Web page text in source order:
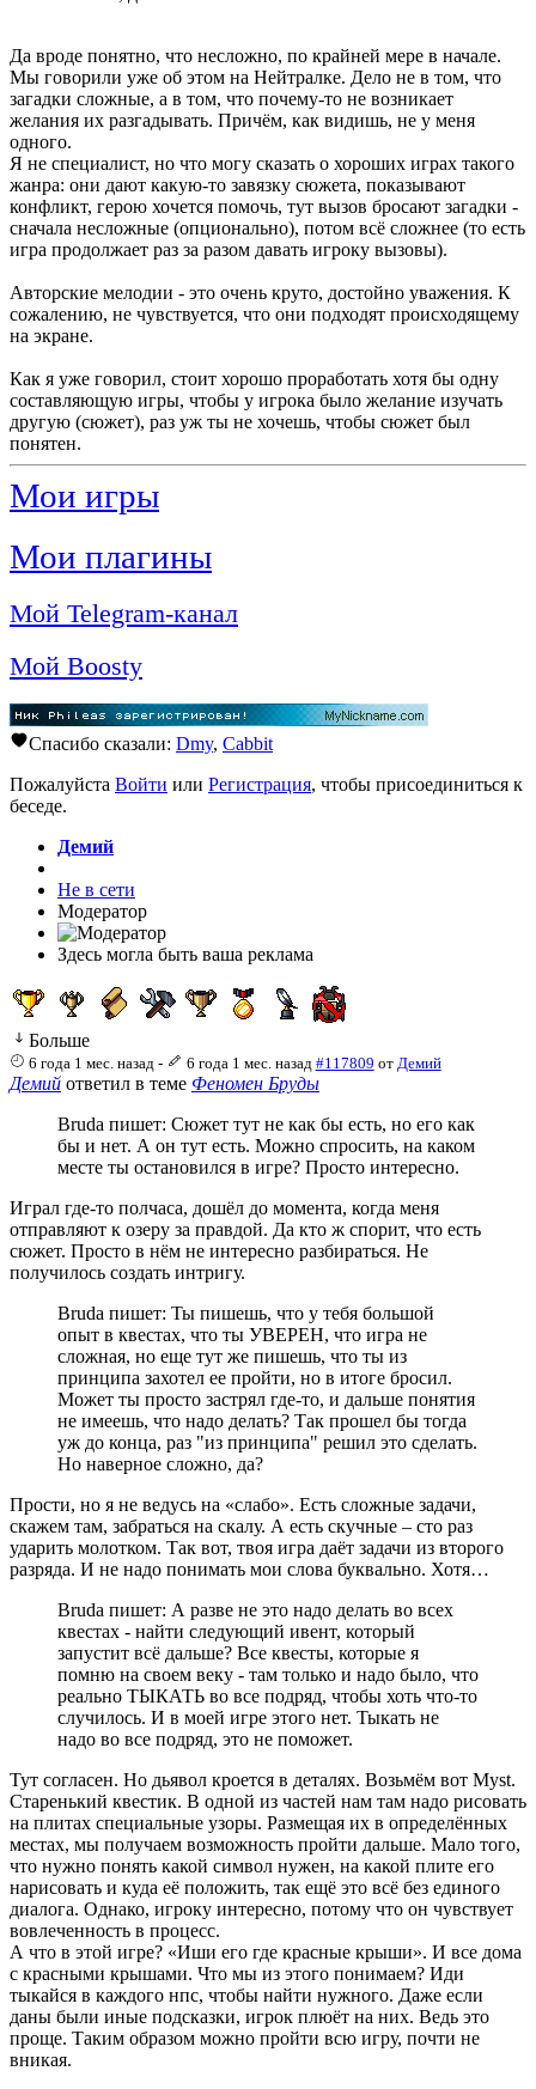
Да вроде понятно, что несложно, по крайней мере в начале.
Мы говорили уже об этом на Нейтралке. Дело не в том, что
загадки сложные, а в том, что почему-то не возникает
желания их разгадывать. Причём, как видишь, не у меня
одного.
Я не специалист, но что могу сказать о хороших играх такого
жанра: они дают какую-то завязку сюжета, показывают
конфликт, герою хочется помочь, тут вызов бросают загадки -
сначала несложные (опционально), потом всё сложнее (то есть
игра продолжает раз за разом давать игроку вызовы).
Авторские мелодии - это очень круто, достойно уважения. К
сожалению, не чувствуется, что они подходят происходящему
на экране.
Как я уже говорил, стоит хорошо проработать хотя бы одну
составляющую игры, чтобы у игрока было желание изучать
другую (сюжет), раз уж ты не хочешь, чтобы сюжет был
понятен.
Мои игры
Мои плагины
Мой Telegram-канал
Мой Boosty
Спасибо сказали: Dmy, Cabbit
Пожалуйста Войти или Регистрация, чтобы присоединиться к
беседе.
Демий
Не в сети
Модератор
Здесь могла быть ваша реклама
Больше
6 года 1 мес. назад - 6 года 1 мес. назад #117809 от Демий
Демий ответил в теме Феномен Бруды
Bruda пишет: Сюжет тут не как бы есть, но его как
бы и нет. А он тут есть. Можно спросить, на каком
месте ты остановился в игре? Просто интересно.
Играл где-то полчаса, дошёл до момента, когда меня
отправляют к озеру за правдой. Да кто ж спорит, что есть
сюжет. Просто в нём не интересно разбираться. Не
получилось создать интригу.
Bruda пишет: Ты пишешь, что у тебя большой
опыт в квестах, что ты УВЕРЕН, что игра не
сложная, но еще тут же пишешь, что ты из
принципа захотел ее пройти, но в итоге бросил.
Может ты просто застрял где-то, и дальше понятия
не имеешь, что надо делать? Так прошел бы тогда
уж до конца, раз "из принципа" решил это сделать.
Но наверное сложно, да?
Прости, но я не ведусь на «слабо». Есть сложные задачи,
скажем там, забраться на скалу. А есть скучные – сто раз
ударить молотком. Так вот, твоя игра даёт задачи из второго
разряда. И не надо понимать мои слова буквально. Хотя…
Bruda пишет: А разве не это надо делать во всех
квестах - найти следующий ивент, который
запустит всё дальше? Все квесты, которые я
помню на своем веку - там только и надо было, что
реально ТЫКАТЬ во все подряд, чтобы хоть что-то
случилось. И в моей игре этого нет. Тыкать не
надо во все подряд, это не поможет.
Тут согласен. Но дьявол кроется в деталях. Возьмём вот Myst.
Старенький квестик. В одной из частей нам там надо рисовать
на плитах специальные узоры. Размещая их в определённых
местах, мы получаем возможность пройти дальше. Мало того,
что нужно понять какой символ нужен, на какой плите его
нарисовать и куда её положить, так ещё это всё без единого
диалога. Однако, игроку интересно, потому что он чувствует
вовлеченность в процесс.
А что в этой игре? «Иши его где красные крыши». И все дома
с красными крышами. Что мы из этого понимаем? Иди
тыкайся в каждого нпс, чтобы найти нужного. Даже если
даны были иные подсказки, игрок плюёт на них. Ведь это
проще. Таким образом можно пройти всю игру, почти не
вникая.